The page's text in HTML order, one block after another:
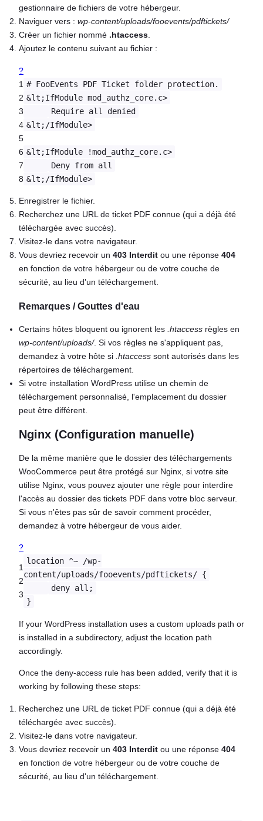
gestionnaire de fichiers de votre hébergeur.
Naviguer vers : wp-content/uploads/fooevents/pdftickets/
Créer un fichier nommé .htaccess.
Ajoutez le contenu suivant au fichier :
?
1
2
3
4
5
6
7
8
# FooEvents PDF Ticket folder protection.
&lt;IfModule mod_authz_core.c>
Require all denied
&lt;/IfModule>
&lt;IfModule !mod_authz_core.c>
Deny from all
&lt;/IfModule>
Enregistrer le fichier.
Recherchez une URL de ticket PDF connue (qui a déjà été
téléchargée avec succès).
Visitez-le dans votre navigateur.
Vous devriez recevoir un 403 Interdit ou une réponse 404
en fonction de votre hébergeur ou de votre couche de
sécurité, au lieu d'un téléchargement.
Remarques / Gouttes d'eau
Certains hôtes bloquent ou ignorent les .htaccess règles en
wp-content/uploads/. Si vos règles ne s'appliquent pas,
demandez à votre hôte si .htaccess sont autorisés dans les
répertoires de téléchargement.
Si votre installation WordPress utilise un chemin de
téléchargement personnalisé, l'emplacement du dossier
peut être différent.
Nginx (Configuration manuelle)
De la même manière que le dossier des téléchargements
WooCommerce peut être protégé sur Nginx, si votre site
utilise Nginx, vous pouvez ajouter une règle pour interdire
l'accès au dossier des tickets PDF dans votre bloc serveur.
Si vous n'êtes pas sûr de savoir comment procéder,
demandez à votre hébergeur de vous aider.
?
1
2
3
location ^~ /wp-
content/uploads/fooevents/pdftickets/ {
deny all;
}
If your WordPress installation uses a custom uploads path or
is installed in a subdirectory, adjust the location path
accordingly.
Once the deny-access rule has been added, verify that it is
working by following these steps:
Recherchez une URL de ticket PDF connue (qui a déjà été
téléchargée avec succès).
Visitez-le dans votre navigateur.
Vous devriez recevoir un 403 Interdit ou une réponse 404
en fonction de votre hébergeur ou de votre couche de
sécurité, au lieu d'un téléchargement.